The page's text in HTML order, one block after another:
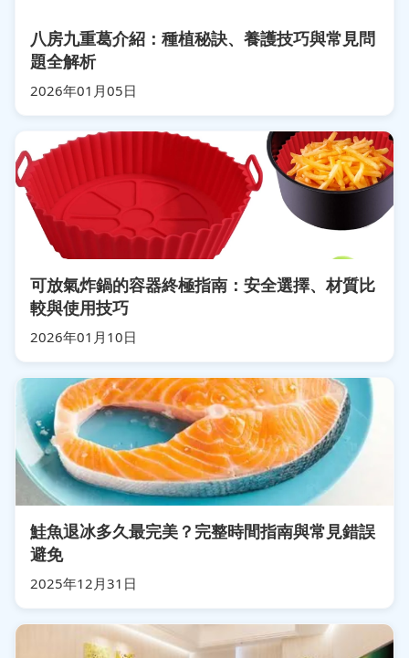
八房九重葛介紹：種植秘訣、養護技巧與常見問
題全解析
2026年01月05日
可放氣炸鍋的容器終極指南：安全選擇、材質比
較與使用技巧
2026年01月10日
鮭魚退冰多久最完美？完整時間指南與常見錯誤
避免
2025年12月31日